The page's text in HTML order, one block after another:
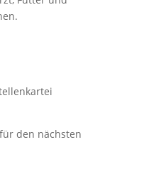
den nächsten